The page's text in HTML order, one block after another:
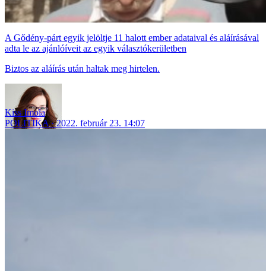
A Gődény-párt egyik jelöltje 11 halott ember adataival és aláírásával
adta le az ajánlóíveit az egyik választókerületben
Biztos az aláírás után haltak meg hirtelen.
Kiss Imola
POLITIKA
2022. február 23. 14:07